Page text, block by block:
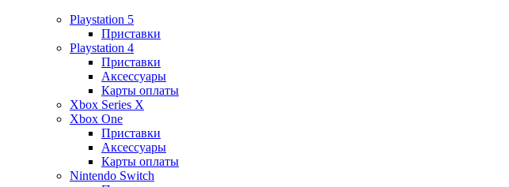
Playstation 5
Приставки
Playstation 4
Приставки
Аксессуары
Карты оплаты
Xbox Series X
Xbox One
Приставки
Аксессуары
Карты оплаты
Nintendo Switch